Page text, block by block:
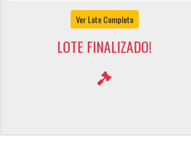
Ver Lote Completo
LOTE FINALIZADO!